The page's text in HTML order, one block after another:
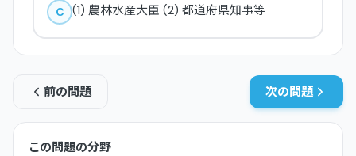
C (1) 農林水産大臣 (2) 都道府県知事等
前の問題 次の問題
この問題の分野